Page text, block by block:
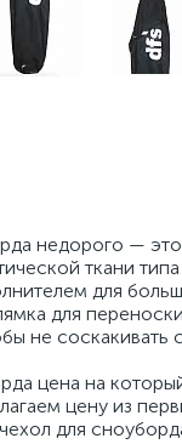
недорого —
ткани
для
для
не соскакивать
цена на
цену из
для